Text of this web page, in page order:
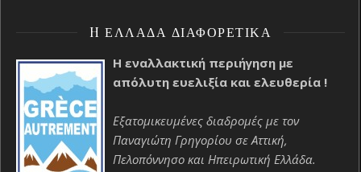
H ΕΛΛΆΔΑ ΔΙΑΦΟΡΕΤΙΚΆ
Η εναλλακτική περιήγηση με
απόλυτη ευελιξία και ελευθερία !
Εξατομικευμένες διαδρομές με τον
Παναγιώτη Γρηγορίου σε Αττική,
Πελοπόννησο και Ηπειρωτική Ελλάδα.